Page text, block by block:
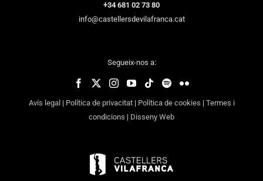
+34 681 02 73 80
info@castellersdevilafranca.cat
Segueix-nos a:
Avís legal | Política de privacitat| Política de cookies | Termes i
condicions | Disseny Web